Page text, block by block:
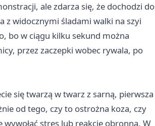
ale zdarza się, że dochodzi do
z widocznymi śladami walki na szyi
bo w ciągu kilku sekund można
przez zaczepki wobec rywala, po
się twarzą w twarz z sarną, pierwsza
od tego, czy to ostrożna koza, czy
wywołać stres lub reakcję obronną. W